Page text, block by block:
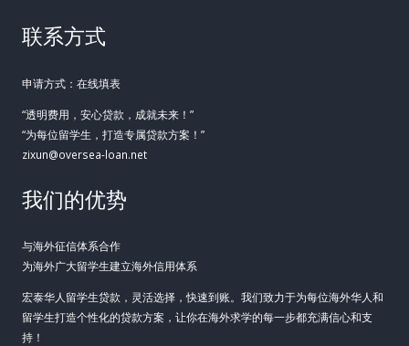
联系方式
申请方式：在线填表
“透明费用，安心贷款，成就未来！”
“为每位留学生，打造专属贷款方案！”
zixun@oversea-loan.net
我们的优势
与海外征信体系合作
为海外广大留学生建立海外信用体系
宏泰华人留学生贷款，灵活选择，快速到账。我们致力于为每位海外华人和
留学生打造个性化的贷款方案，让你在海外求学的每一步都充满信心和支
持！